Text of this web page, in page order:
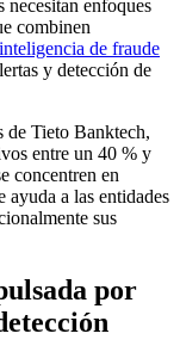
necesitan enfoques
combinen
inteligencia de fraude
y detección de
de Tieto Banktech,
entre un 40 % y
concentren en
ayuda a las entidades
sus
por